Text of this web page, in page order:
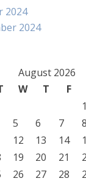
2024
2024
August 2026
W T F
1
5 6 7 8
12 13 14
19 20 21
26 27 28